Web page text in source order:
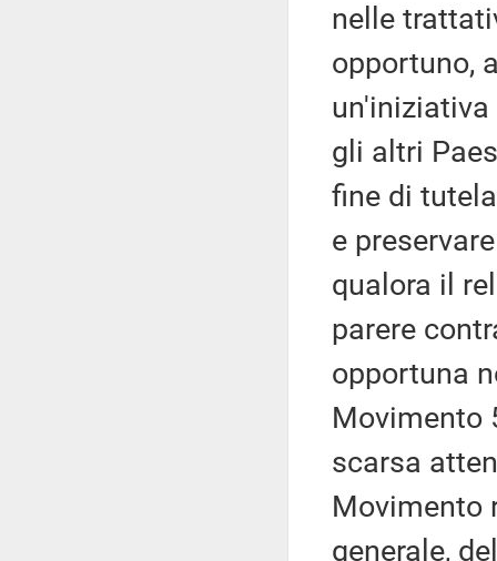
nelle
opportuno,
gli altri
fine di
e
qualora il
parere
opportuna
Movimento
scarsa
Movimento
generale,